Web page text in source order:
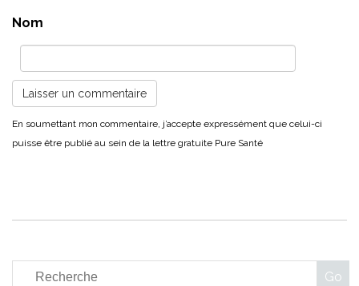
Nom